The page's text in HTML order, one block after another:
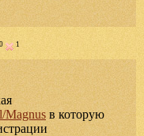
0 1
Magnus в которую